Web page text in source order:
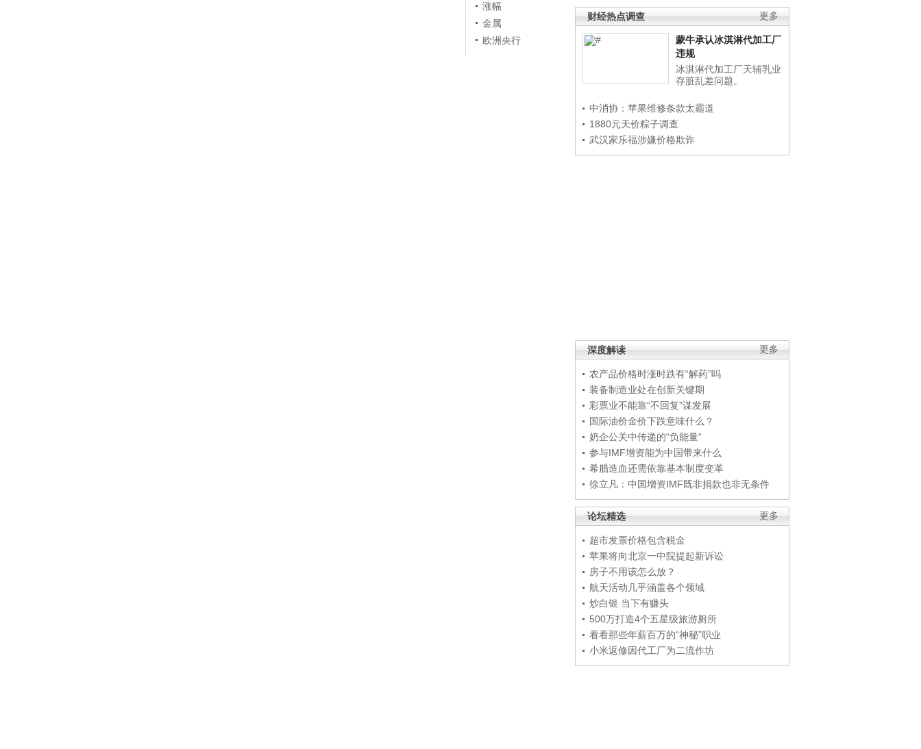
更多
财经热点调查
蒙牛承认冰淇淋代加工厂
违规
冰淇淋代加工厂天辅乳业
存脏乱差问题。
中消协：苹果维修条款太霸道
1880元天价粽子调查
武汉家乐福涉嫌价格欺诈
更多
深度解读
农产品价格时涨时跌有“解药”吗
装备制造业处在创新关键期
彩票业不能靠“不回复”谋发展
国际油价金价下跌意味什么？
奶企公关中传递的“负能量”
参与IMF增资能为中国带来什么
希腊造血还需依靠基本制度变革
徐立凡：中国增资IMF既非捐款也非无条件
更多
论坛精选
超市发票价格包含税金
苹果将向北京一中院提起新诉讼
房子不用该怎么放？
航天活动几乎涵盖各个领域
炒白银 当下有赚头
500万打造4个五星级旅游厕所
看看那些年薪百万的“神秘”职业
小米返修因代工厂为二流作坊
涨幅
金属
欧洲央行